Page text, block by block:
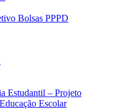
Bolsas PPPD
Estudantil – Projeto
Escolar